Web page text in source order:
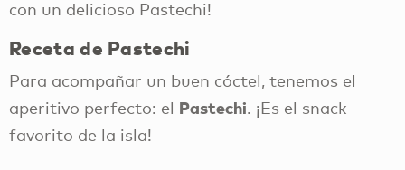
con un delicioso Pastechi!
Receta de Pastechi
Para acompañar un buen cóctel, tenemos el
aperitivo perfecto: el Pastechi. ¡Es el snack
favorito de la isla!